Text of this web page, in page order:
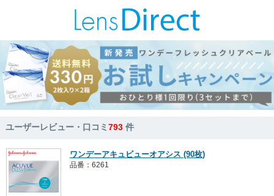
ユーザーレビュー・口コミ793 件
ワンデーアキュビューオアシス (90枚)
品番：6261